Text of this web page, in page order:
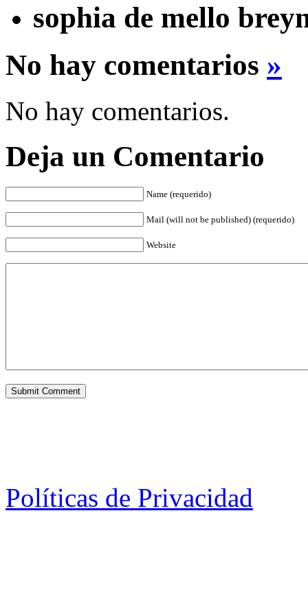
sophia de mello
No hay comentarios »
No hay comentarios.
Deja un Comentario
Name (requerido)
Mail (will not be published) (requerido)
Website
Políticas de Privacidad